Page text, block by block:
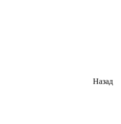
Назад